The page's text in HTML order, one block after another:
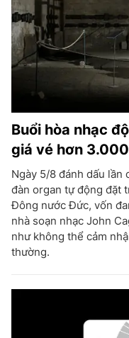
Buổi hòa nhạc
giá vé hơn
Ngày 5/8 đánh dấu lần
đàn organ tự động đặt
Đông nước Đức, vốn
nhà soạn nhạc John
như không thể cảm
thường.